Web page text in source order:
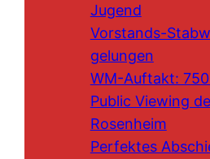
Jugend
Vorstands-
gelungen
WM-Auftakt:
Public Viewing
Rosenheim
Perfektes